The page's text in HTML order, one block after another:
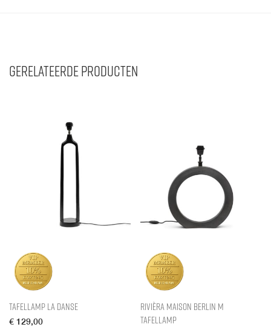
Gerelateerde producten
Tafellamp La Danse
€ 129,00
Rivièra Maison Berlin M
Tafellamp